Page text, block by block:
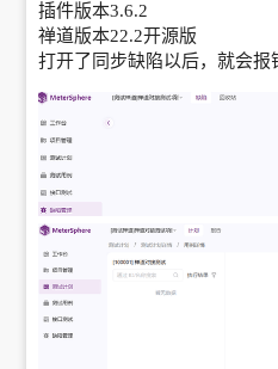
插件版本3.6.2
禅道版本22.2开源版
打开了同步缺陷以后，就会报